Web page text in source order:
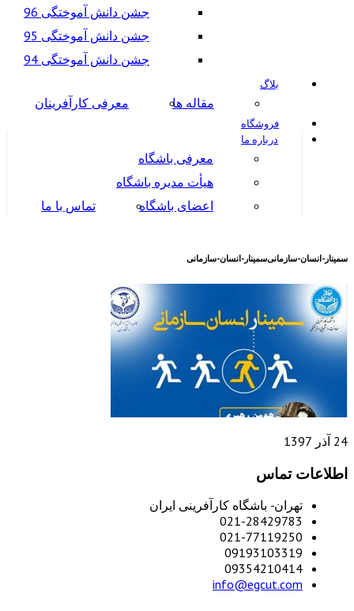
جشن دانش آموختگی 96
جشن دانش آموختگی 95
جشن دانش آموختگی 94
بلاگ
مقاله ها معرفی کارآفرینان
فروشگاه
درباره ما
معرفی باشگاه
هیأت مدیره باشگاه
اعضای باشگاه
تماس با ما
سمینار-انسان-سازمانیسمینار-انسان-سازمانی
24 آذر 1397
اطلاعات تماس
تهران- باشگاه کارآفرینی ایران
021-28429783
021-77119250
09193103319
09354210414
info@egcut.com